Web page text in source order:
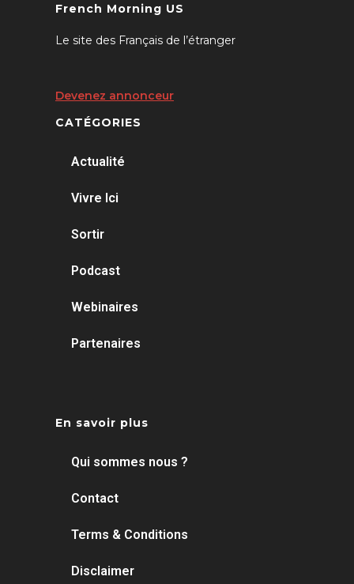
French Morning US
Le site des Français de l’étranger
Devenez annonceur
CATÉGORIES
Actualité
Vivre Ici
Sortir
Podcast
Webinaires
Partenaires
En savoir plus
Qui sommes nous ?
Contact
Terms & Conditions
Disclaimer